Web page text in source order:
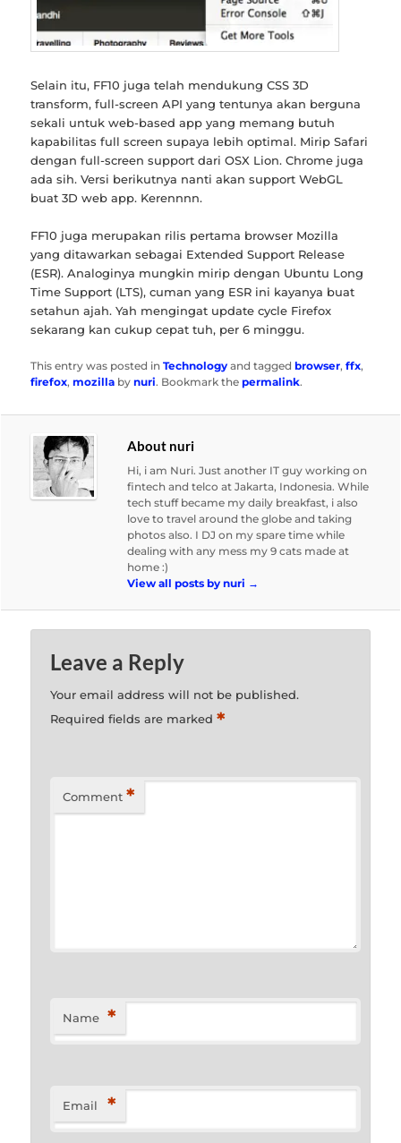
Selain itu, FF10 juga telah mendukung CSS 3D
transform, full-screen API yang tentunya akan berguna
sekali untuk web-based app yang memang butuh
kapabilitas full screen supaya lebih optimal. Mirip Safari
dengan full-screen support dari OSX Lion. Chrome juga
ada sih. Versi berikutnya nanti akan support WebGL
buat 3D web app. Kerennnn.
FF10 juga merupakan rilis pertama browser Mozilla
yang ditawarkan sebagai Extended Support Release
(ESR). Analoginya mungkin mirip dengan Ubuntu Long
Time Support (LTS), cuman yang ESR ini kayanya buat
setahun ajah. Yah mengingat update cycle Firefox
sekarang kan cukup cepat tuh, per 6 minggu.
This entry was posted inTechnology and taggedbrowser,ffx,
firefox,mozilla bynuri. Bookmark thepermalink.
About nuri
Hi, i am Nuri. Just another IT guy working on
fintech and telco at Jakarta, Indonesia. While
tech stuff became my daily breakfast, i also
love to travel around the globe and taking
photos also. I DJ on my spare time while
dealing with any mess my 9 cats made at
home :)
View all posts by nuri →
Leave a Reply
Your email address will not be published.
Required fields are marked*
Comment *
Name *
Email *